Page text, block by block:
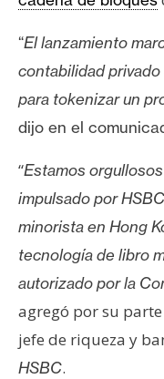
m
a
s
e
c
u
r
s
o
s
“El lanzamiento
contabilidad
para tokenizar un
dijo en el
“Estamos
impulsado por
minorista en Hong
tecnología de libro
autorizado por la
agregó por su
jefe de riqueza y
HSBC.